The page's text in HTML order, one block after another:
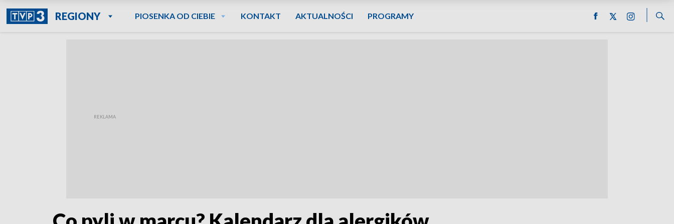
REGIONY PIOSENKA OD CIEBIE KONTAKT AKTUALNOŚCI PROGRAMY